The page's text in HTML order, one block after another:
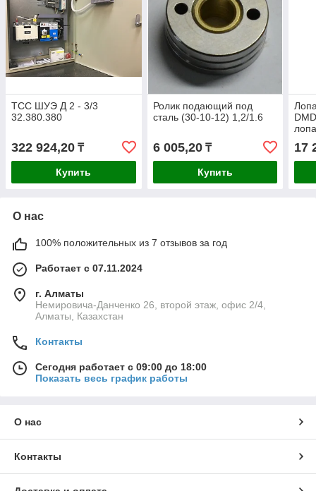
ТСС ШУЭ Д 2 - 3/3
32.380.380
322 924,20 ₸
Купить
Ролик подающий под
сталь (30-10-12) 1,2/1.6
6 005,20₸
Купить
17
О нас
100% положительных из 7 отзывов за год
Работает с 07.11.2024
г. Алматы
Немировича-Данченко 26, второй этаж, офис 2/4,
Алматы, Казахстан
Контакты
Сегодня работает с 09:00 до 18:00
Показать весь график работы
О нас
Контакты